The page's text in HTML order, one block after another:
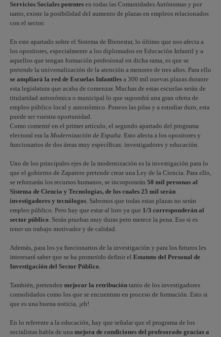
Servicios Sociales potentes en todas las Comunidades Autónomas y por
tanto, existe la posibilidad del aumento de plazas en empleos relacionados
con el sector.
En este apartado sobre el Sistema de Bienestar, lo último que nos afecta a
los opositores, especialmente a los diplomados en Educación Infantil y a
aquellos que tengan formación profesional en dicha rama, es que se
pretende la universalización de la atención a menores de tres años. Para ello
se ampliará la red de Escuelas Infantiles a 300 mil nuevas plazas durante
esta legislatura que acaba de comenzar. Muchas de estas escuelas serán de
titularidad autonómica o municipal lo que supondrá una gran oferta de
empleo público local y autonómico. Poneos las pilas y a estudiar duro, esta
puede ser vuestra oportunidad.
Como comenté en el primer artículo, el segundo apartado del programa
electoral era la Modernización de España. Esto afecta a los opositores y
funcionarios de dos áreas muy específicas: investigadores y educación.
Uno de los principales ejes de la modernización es la investigación para lo
que el gobierno de Zapatero pretende crear una Ley de la Ciencia. Para ello,
se reforzarán los recursos humanos, se incorporarán 50 mil personas al
Sistema de Ciencia y Tecnologías, de los cuales 25 mil serán
investigadores y tecnólogos. Sabemos que todas estas plazas no serán
empleo público. Pero hay que estar al loro ya que 1/3 corresponderán al
sector público. Serán pruebas muy duras pero merece la pena. Eso si es
tener un trabajo motivador y de calidad.
Además, para los ya funcionarios de la investigación y para los futuros les
interesará saber que se ha prometido definir el Estatuto del Personal de
Investigación del Sector Público.
También, pretenden mejorar la retribución tanto de los investigadores
consolidados como los que se encuentran en proceso de formación. Esto si
que es una buena noticia, ¡eh!
En lo referente a la educación, hay que señalar que el programa de los
socialistas habla de una mejora de condiciones del profesorado gracias a